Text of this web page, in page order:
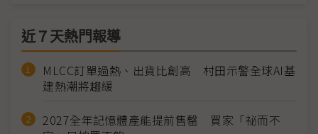
近７天熱門報導
MLCC訂單過熱、出貨比創高 村田示警全球AI基
建熱潮將趨緩
2027全年記憶體產能提前售罄 買家「祕而不